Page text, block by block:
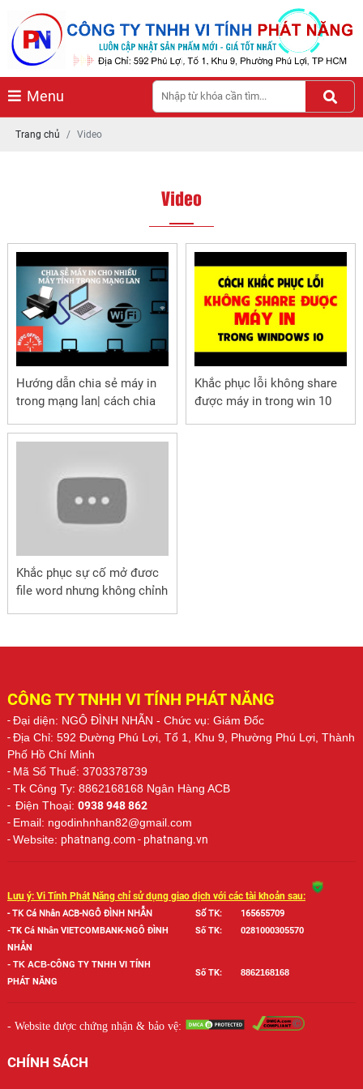
Menu
Trang chủ Video
Video
Hướng dẫn chia sẻ máy in
trong mạng lan| cách chia
trong mạng nội bộ
Khắc phục lỗi không share
được máy in trong win 10
Khắc phục sự cố mở đươc
file word nhưng không chỉnh
CÔNG TY TNHH VI TÍNH PHÁT NĂNG
-Đại diện: NGÔ ĐÌNH NHẪN - Chức vụ: Giám Đốc
-Địa Chỉ: 592 Đường Phú Lợi, Tổ 1, Khu 9, Phường Phú Lợi, Thành
Phố Hồ Chí Minh
- Mã Số Thuế: 3703378739
-Tk Công Ty: 8862168168 Ngân Hàng ACB
- Điện Thoại: 0938 948 862
- Email: ngodinhnhan82@gmail.com
-Website: phatnang.com - phatnang.vn
Lưu ý: Vi Tính Phát Năng chỉ sử dụng giao dịch với các tài khoản sau:
- TK Cá Nhân ACB-NGÔ ĐÌNH NHẪN Số TK:
165655709
-TK Cá Nhân VIETCOMBANK-NGÔ ĐÌNH
NHẪN
Số TK: 0281000305570
- TK ACB-CÔNG TY TNHH VI TÍNH
PHÁT NĂNG
Số TK: 8862168168
- Website được chứng nhận & bảo vệ:
CHÍNH SÁCH